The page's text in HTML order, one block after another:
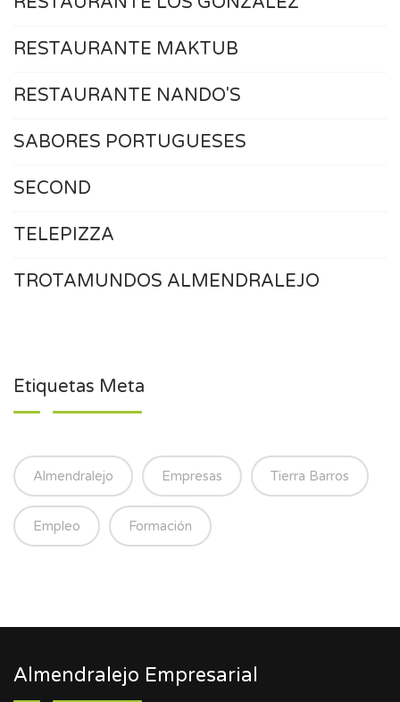
RESTAURANTE MAKTUB
RESTAURANTE NANDO'S
SABORES PORTUGUESES
SECOND
TELEPIZZA
TROTAMUNDOS ALMENDRALEJO
Etiquetas Meta
Almendralejo Empresas Tierra Barros
Empleo Formación
Almendralejo Empresarial